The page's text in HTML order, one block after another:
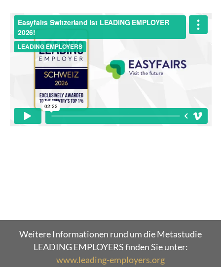
Weitere Informationen rund um die Metastudie
LEADING EMPLOYERS finden Sie unter:
www.leading-employers.org